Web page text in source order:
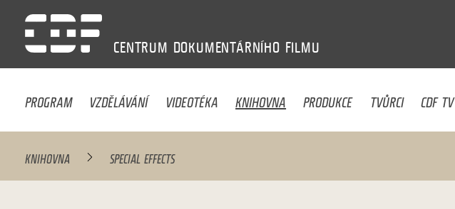
CENTRUM DOKUMENTÁRNÍHO FILMU
PROGRAM VZDĚLÁVÁNÍ VIDEOTÉKA KNIHOVNA PRODUKCE TVŮRCI CDF TV
KNIHOVNA SPECIAL EFFECTS